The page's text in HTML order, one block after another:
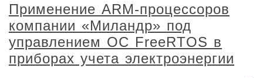
Применение ARM-процессоров
компании «Миландр» под
управлением ОС FreeRTOS в
приборах учета электроэнергии